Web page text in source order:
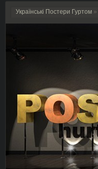
Українські Постери Гуртом »